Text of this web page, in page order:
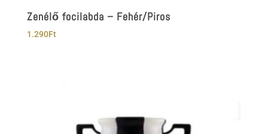
Zenélő focilabda – Fehér/Piros
1.290Ft